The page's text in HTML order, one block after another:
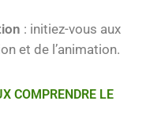
: initiez-vous aux
et de l’animation.
COMPRENDRE LE